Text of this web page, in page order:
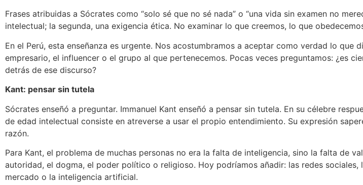
Frases atribuidas a Sócrates como “solo sé que no sé nada” o “una vida sin examen no
intelectual; la segunda, una exigencia ética. No examinar lo que creemos, lo que
En el Perú, esta enseñanza es urgente. Nos acostumbramos a aceptar como verdad lo
empresario, el influencer o el grupo al que pertenecemos. Pocas veces preguntamos: ¿es
detrás de ese discurso?
Kant: pensar sin tutela
Sócrates enseñó a preguntar. Immanuel Kant enseñó a pensar sin tutela. En su célebre
de edad intelectual consiste en atreverse a usar el propio entendimiento. Su expresión
razón.
Para Kant, el problema de muchas personas no era la falta de inteligencia, sino la falta de
autoridad, el dogma, el poder político o religioso. Hoy podríamos añadir: las redes
mercado o la inteligencia artificial.